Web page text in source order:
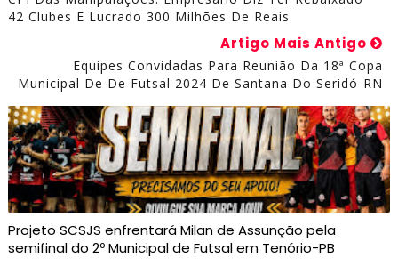
42 Clubes E Lucrado 300 Milhões De Reais
Artigo Mais Antigo
Equipes Convidadas Para Reunião Da 18ª Copa
Municipal De De Futsal 2024 De Santana Do Seridó-RN
Projeto SCSJS enfrentará Milan de Assunção pela
semifinal do 2º Municipal de Futsal em Tenório-PB